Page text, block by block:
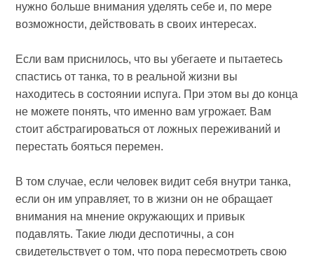
нужно больше внимания уделять себе и, по мере
возможности, действовать в своих интересах.
Если вам приснилось, что вы убегаете и пытаетесь
спастись от танка, то в реальной жизни вы
находитесь в состоянии испуга. При этом вы до конца
не можете понять, что именно вам угрожает. Вам
стоит абстрагироваться от ложных переживаний и
перестать бояться перемен.
В том случае, если человек видит себя внутри танка,
если он им управляет, то в жизни он не обращает
внимания на мнение окружающих и привык
подавлять. Такие люди деспотичны, а сон
свидетельствует о том, что пора пересмотреть свою